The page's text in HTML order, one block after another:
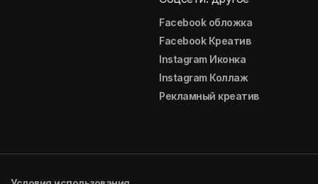
Facebook обложка
Facebook Креатив
Instagram Иконка
Instagram Коллаж
Рекламный креатив